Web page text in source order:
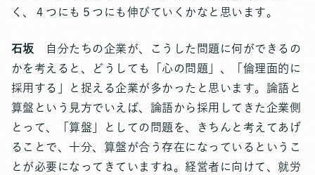
く、４つにも５つにも伸びていくかなと思います。
石坂
自分たちの企業が、こうした問題に何ができるの
かを考えると、どうしても「心の問題」、「倫理面的に
採用する」と捉える企業が多かったと思います。論語と
算盤という見方でいえば、論語から採用してきた企業側
とって、「算盤」としての問題を、きちんと考えてあげ
ることで、十分、算盤が合う存在になっているというこ
とが必要になってきていますね。経営者に向けて、就労